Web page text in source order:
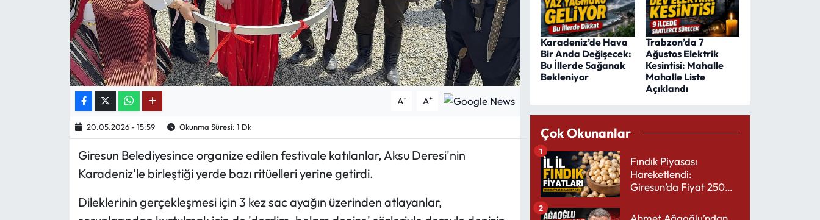
A- A+
20.05.2026 - 15:59 Okunma Süresi: 1 Dk
Giresun Belediyesince organize edilen festivale katılanlar, Aksu Deresi'nin
Karadeniz'le birleştiği yerde bazı ritüelleri yerine getirdi.
Dileklerinin gerçekleşmesi için 3 kez sac ayağın üzerinden atlayanlar,
Karadeniz’de Hava
Bir Anda Değişecek:
Bu İllerde Sağanak
Bekleniyor
Trabzon’da 7
Ağustos Elektrik
Kesintisi: Mahalle
Mahalle Liste
Açıklandı
Çok Okunanlar
Fındık Piyasası
Hareketlendi:
Giresun’da Fiyat 250
1
2
ASTROLOJİ
Spor Yazıları